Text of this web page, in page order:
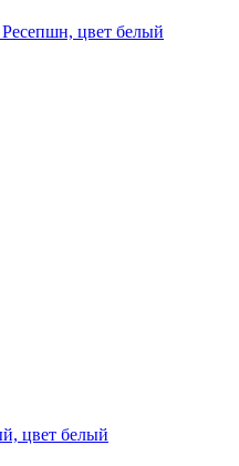
цвет белый
цвет белый